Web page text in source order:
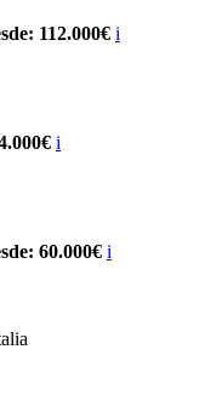
112.000€ i
i
60.000€ i